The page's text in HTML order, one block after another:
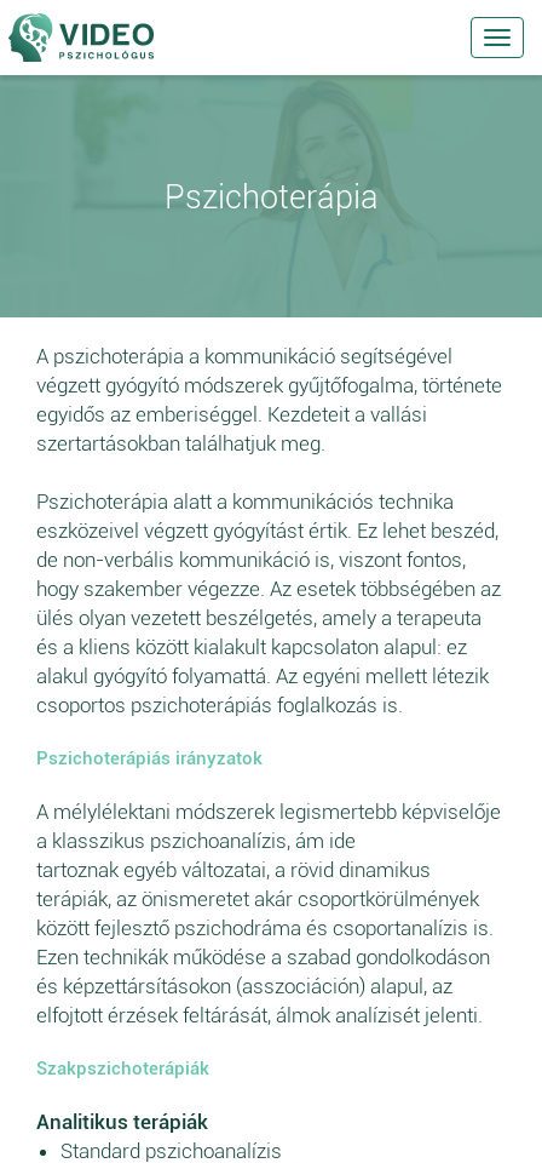
Pszichoterápia
A pszichoterápia a kommunikáció segítségével
végzett gyógyító módszerek gyűjtőfogalma, története
egyidős az emberiséggel. Kezdeteit a vallási
szertartásokban találhatjuk meg.
Pszichoterápia alatt a kommunikációs technika
eszközeivel végzett gyógyítást értik. Ez lehet beszéd,
de non-verbális kommunikáció is, viszont fontos,
hogy szakember végezze. Az esetek többségében az
ülés olyan vezetett beszélgetés, amely a terapeuta
és a kliens között kialakult kapcsolaton alapul: ez
alakul gyógyító folyamattá. Az egyéni mellett létezik
csoportos pszichoterápiás foglalkozás is.
Pszichoterápiás irányzatok
A mélylélektani módszerek legismertebb képviselője
a klasszikus pszichoanalízis, ám ide
tartoznak egyéb változatai, a rövid dinamikus
terápiák, az önismeretet akár csoportkörülmények
között fejlesztő pszichodráma és csoportanalízis is.
Ezen technikák működése a szabad gondolkodáson
és képzettársításokon (asszociáción) alapul, az
elfojtott érzések feltárását, álmok analízisét jelenti.
Szakpszichoterápiák
Analitikus terápiák
Standard pszichoanalízis